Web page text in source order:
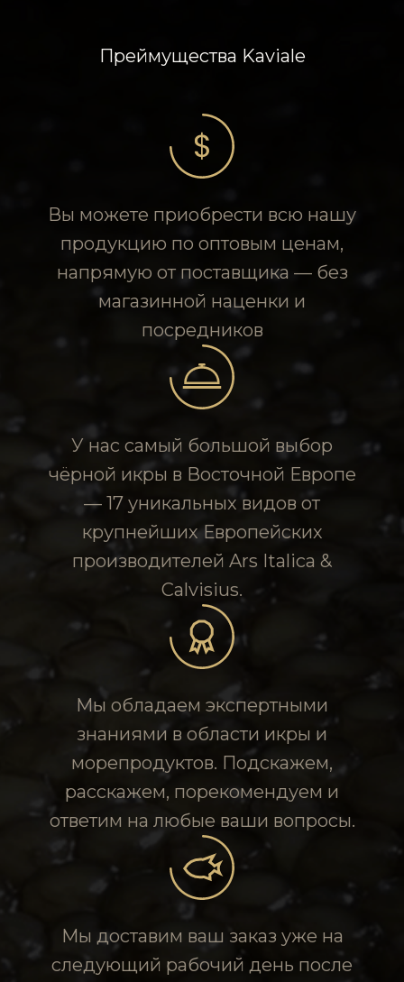
Преймущества Kaviale
Вы можете приобрести всю нашу
продукцию по оптовым ценам,
напрямую от поставщика — без
магазинной наценки и
посредников
У нас самый большой выбор
чёрной икры в Восточной Европе
— 17 уникальных видов от
крупнейших Европейских
производителей Ars Italica &
Calvisius.
Мы обладаем экспертными
знаниями в области икры и
морепродуктов. Подскажем,
расскажем, порекомендуем и
ответим на любые ваши вопросы.
Мы доставим ваш заказ уже на
следующий рабочий день после